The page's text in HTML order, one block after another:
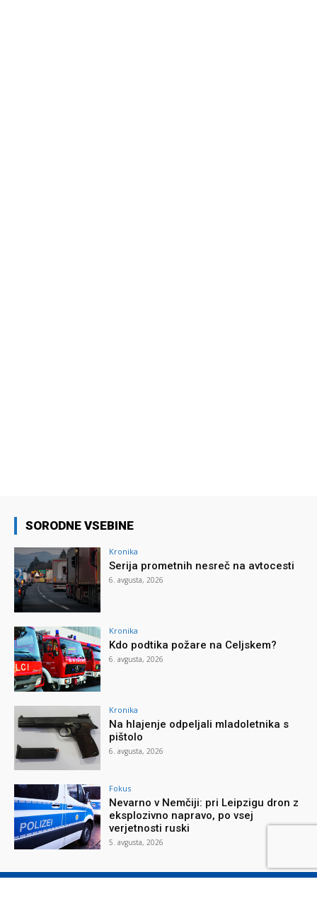
SORODNE VSEBINE
Kronika
Serija prometnih nesreč na avtocesti
6. avgusta, 2026
Kronika
Kdo podtika požare na Celjskem?
6. avgusta, 2026
Kronika
Na hlajenje odpeljali mladoletnika s
pištolo
6. avgusta, 2026
Fokus
Nevarno v Nemčiji: pri Leipzigu dron z
eksplozivno napravo, po vsej
verjetnosti ruski
5. avgusta, 2026